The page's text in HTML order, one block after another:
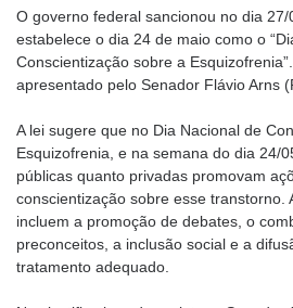
O governo federal sancionou no dia
estabelece o dia 24 de maio como o
Conscientização sobre a
apresentado pelo Senador Flávio Arns
A lei sugere que no Dia Nacional de
Esquizofrenia, e na semana do dia 24/
públicas quanto privadas promovam
conscientização sobre esse transtorno.
incluem a promoção de debates, o
preconceitos, a inclusão social e a
tratamento adequado.